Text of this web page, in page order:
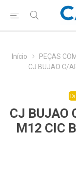
Início PEÇAS
CJ BUJAO C/
CJ BUJAO
M12 CIC